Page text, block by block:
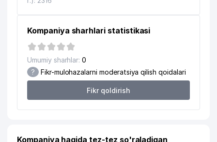
Kompaniya sharhlari statistikasi
Umumiy sharhlar: 0
? Fikr-mulohazalarni moderatsiya qilish qoidalari
Fikr qoldirish
Kompaniya haqida tez-tez so'raladigan